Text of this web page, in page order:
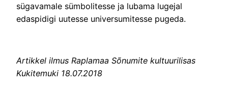
sügavamale sümbolitesse ja lubama lugejal
edaspidigi uutesse universumitesse pugeda.
Artikkel ilmus Raplamaa Sõnumite kultuurilisas
Kukitemuki 18.07.2018